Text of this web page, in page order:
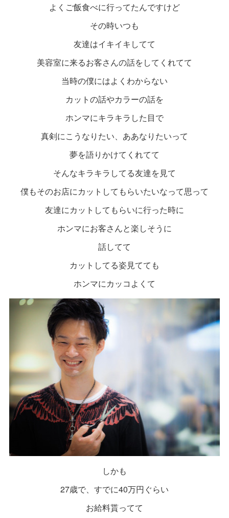
よくご飯食べに行ってたんですけど
その時いつも
友達はイキイキしてて
美容室に来るお客さんの話をしてくれてて
当時の僕にはよくわからない
カットの話やカラーの話を
ホンマにキラキラした目で
真剣にこうなりたい、ああなりたいって
夢を語りかけてくれてて
そんなキラキラしてる友達を見て
僕もそのお店にカットしてもらいたいなって思って
友達にカットしてもらいに行った時に
ホンマにお客さんと楽しそうに
話してて
カットしてる姿見てても
ホンマにカッコよくて
しかも
27歳で、すでに40万円ぐらい
お給料貰ってて